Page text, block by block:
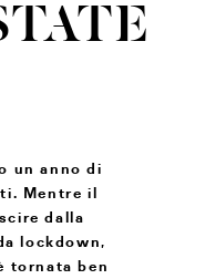
un anno di
Mentre il
dalla
lockdown,
tornata ben